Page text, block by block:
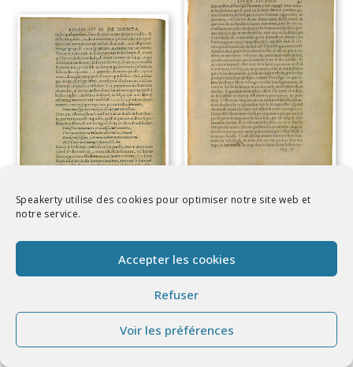
Speakerty utilise des cookies pour optimiser notre site web et
notre service.
Accepter les cookies
Refuser
Voir les préférences
Montaigne - Essais - Livre 2
Chapitre 6 - Édition de Bordeaux -
De l’Exercitation de Michel de